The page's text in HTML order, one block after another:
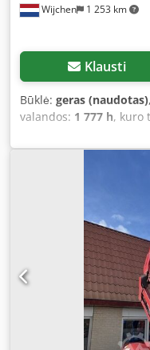
Wijchen 1 253 km
Klausti
Būklė: geras (naudotas)
valandos: 1 777 h, kuro
Svoris Djdpfswgc Scsx
Funkcionalumas
kg Darbinis aukštis: 2
400 x 99 x 200 cm CE
būklė: gera Vizualinė
Pristatymo sąlygos:
m Gamybos šalis: IT
daugiau informacijos,
Lightlift 26.14 IIIS *
darbo valandos * 26
horizontalus nuotolis *
valdymo pultas *
Atraminė mašina * 4